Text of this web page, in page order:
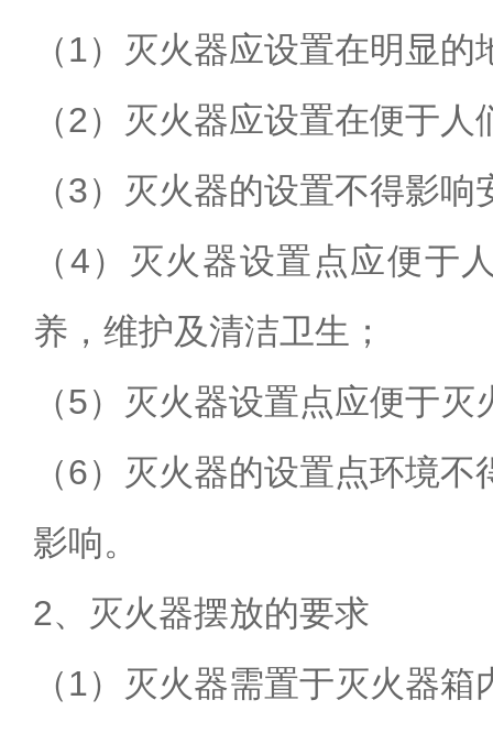
（1）灭火器应设置在明显的
（2）灭火器应设置在便于人
（3）灭火器的设置不得影响
（4）灭火器设置点应便于
养 ，维护及清洁卫生；
（5）灭火器设置点应便于灭
（6）灭火器的设置点环境不
影响。
2、灭火器摆放的要求
（1）灭火器需置于灭火器箱